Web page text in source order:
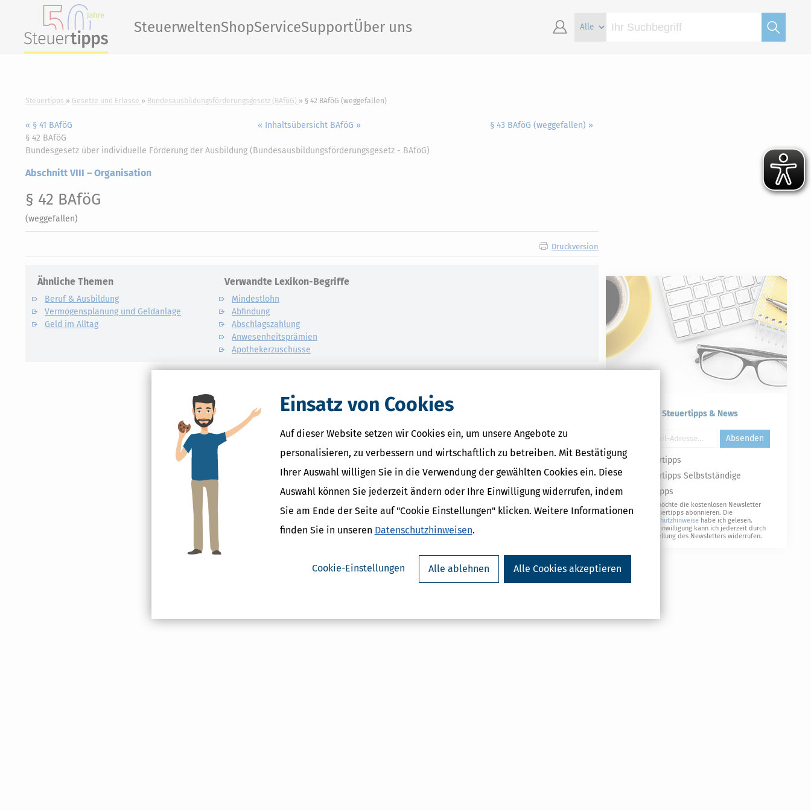
Einsatz von Cookies
Auf dieser Website setzen wir Cookies ein, um unsere Angebote zu
personalisieren, zu verbessern und wirtschaftlich zu betreiben. Mit Bestätigung
Ihrer Auswahl willigen Sie in die Verwendung der gewählten Cookies ein. Diese
Auswahl können Sie jederzeit ändern oder Ihre Einwilligung widerrufen, indem
Sie am Ende der Seite auf "Cookie Einstellungen" klicken. Weitere Informationen
finden Sie in unseren Datenschutzhinweisen.
Cookie-Einstellungen Alle ablehnen Alle Cookies akzeptieren
SteuerweltenShopServiceSupportÜber uns
Steuertipps Gesetze und Erlasse Bundesausbildungsförderungsgesetz (BAföG) § 42 BAföG (weggefallen)
« § 41 BAföG « Inhaltsübersicht BAföG »
§ 43 BAföG (weggefallen) »
§ 42 BAföG
Bundesgesetz über individuelle Förderung der Ausbildung (Bundesausbildungsförderungsgesetz - BAföG)
Abschnitt VIII – Organisation
§ 42 BAföG
(weggefallen)
Druckversion
Ähnliche Themen
Beruf & Ausbildung
Vermögensplanung und Geldanlage
Geld im Alltag
Verwandte Lexikon-Begriffe
Mindestlohn
Abfindung
Abschlagszahlung
Anwesenheitsprämien
Apothekerzuschüsse
Kostenlose Steuertipps & News
Absenden
Steuertipps
Steuertipps Selbstständige
Geldtipps
Ja, ich möchte die kostenlosen Newsletter
von Steuertipps abonnieren. Die
Datenschutzhinweise habe ich gelesen.
Meine Einwilligung kann ich jederzeit durch
Abbestellung des Newsletters widerrufen.